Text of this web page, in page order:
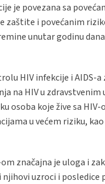
je povezana sa
i povećanim
unutar godinu
HIV infekcije i AIDS-
na HIV u
osoba koje žive sa
u većem riziku,
značajna je uloga i
uzroci i